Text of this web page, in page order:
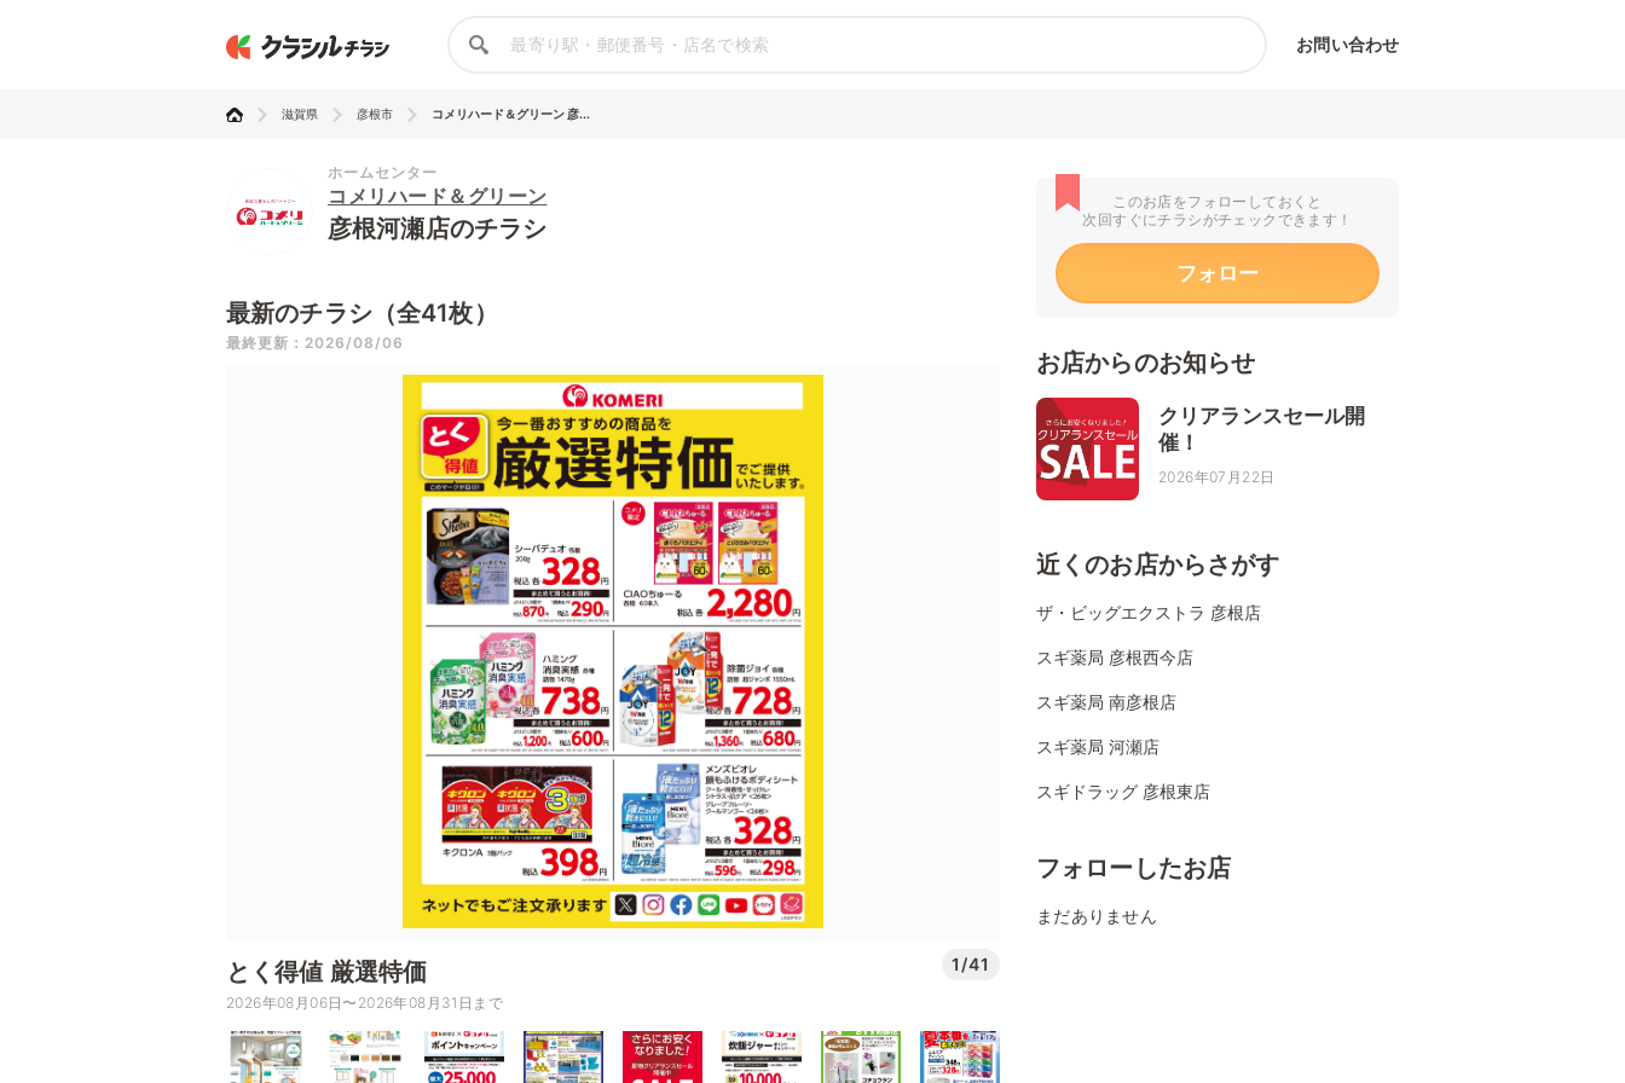
お問い合わせ
滋賀県 彦根市 コメリハード＆グリーン 彦...
ホームセンター
コメリハード＆グリーン
彦根河瀬店のチラシ
最新のチラシ（全41枚）
最終更新：2026/08/06
とく得値 厳選特価 1/41
2026年08月06日〜2026年08月31日まで
このお店をフォローしておくと
次回すぐにチラシがチェックできます！
フォロー
お店からのお知らせ
クリアランスセール開
催！
2026年07月22日
近くのお店からさがす
ザ・ビッグエクストラ 彦根店
スギ薬局 彦根西今店
スギ薬局 南彦根店
スギ薬局 河瀬店
スギドラッグ 彦根東店
フォローしたお店
まだありません